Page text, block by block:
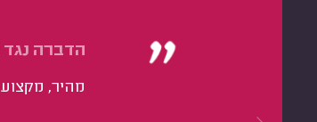
הדברה
מהיר,